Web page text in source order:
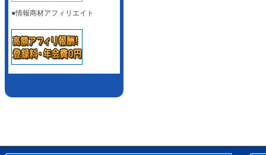
●情報商材アフィリエイト